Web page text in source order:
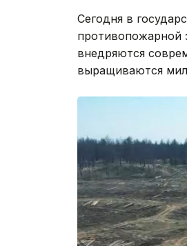
Сегодня в
противопожарной
внедряются
выращиваются